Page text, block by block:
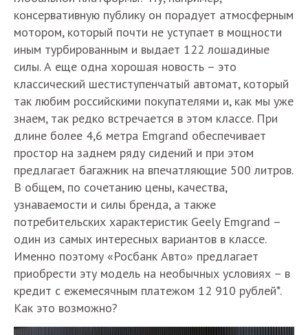
консервативную публику он порадует атмосферным
мотором, который почти не уступает в мощности
иным турбированным и выдает 122 лошадиные
силы. А еще одна хорошая новость – это
классический шестиступенчатый автомат, который
так любим российскими покупателями и, как мы уже
знаем, так редко встречается в этом классе. При
длине более 4,6 метра Emgrand обеспечивает
простор на заднем ряду сидений и при этом
предлагает багажник на впечатляющие 500 литров.
В общем, по сочетанию цены, качества,
узнаваемости и силы бренда, а также
потребительских характеристик Geely Emgrand –
один из самых интересных вариантов в классе.
Именно поэтому «Росбанк Авто» предлагает
приобрести эту модель на необычных условиях – в
кредит с ежемесячным платежом 12 910 рублей*.
Как это возможно?